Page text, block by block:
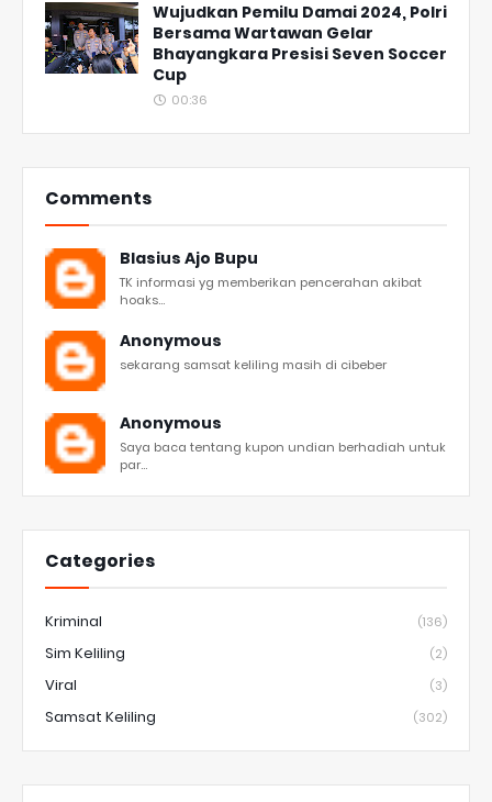
Wujudkan Pemilu Damai 2024, Polri
Bersama Wartawan Gelar
Bhayangkara Presisi Seven Soccer
Cup
00:36
Comments
Blasius Ajo Bupu
TK informasi yg memberikan pencerahan akibat
hoaks...
Anonymous
sekarang samsat keliling masih di cibeber
Anonymous
Saya baca tentang kupon undian berhadiah untuk
par...
Categories
Kriminal (136)
Sim Keliling (2)
Viral (3)
Samsat Keliling (302)